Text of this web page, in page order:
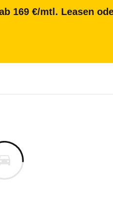
169 €/mtl. Leasen
Fahrzeuge genau